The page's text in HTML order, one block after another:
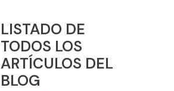
LISTADO DE
TODOS LOS
ARTÍCULOS DEL
BLOG